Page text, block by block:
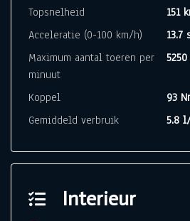
Topsnelheid
151
Acceleratie (0-100 km/h)
13.7
Maximum aantal toeren per
minuut
5250
Koppel
93
Gemiddeld verbruik
5.8
Interieur